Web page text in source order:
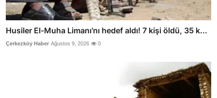
Husiler El-Muha Limanı'nı hedef aldı! 7 kişi öldü, 35 k...
Çerkezköy Haber Ağustos 9, 2026 0